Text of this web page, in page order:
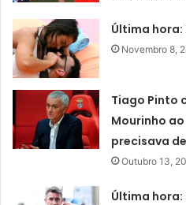
Última
Novembro 8,
Tiago Pinto
Mourinho
precisava
Outubro 13,
Última hora: